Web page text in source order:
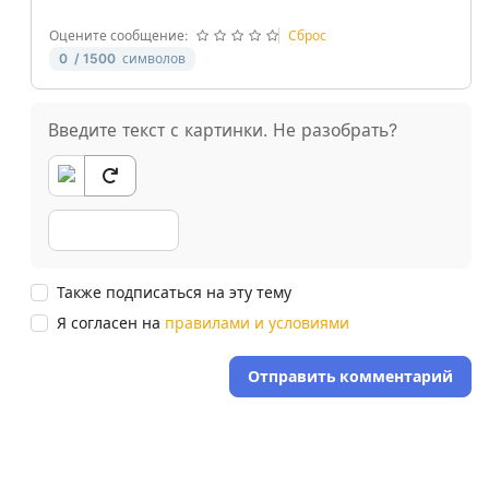
Оцените сообщение:
Сброс
0 / 1500 символов
Введите текст с картинки. Не разобрать?
Также подписаться на эту тему
Я согласен на правилами и условиями
Отправить комментарий